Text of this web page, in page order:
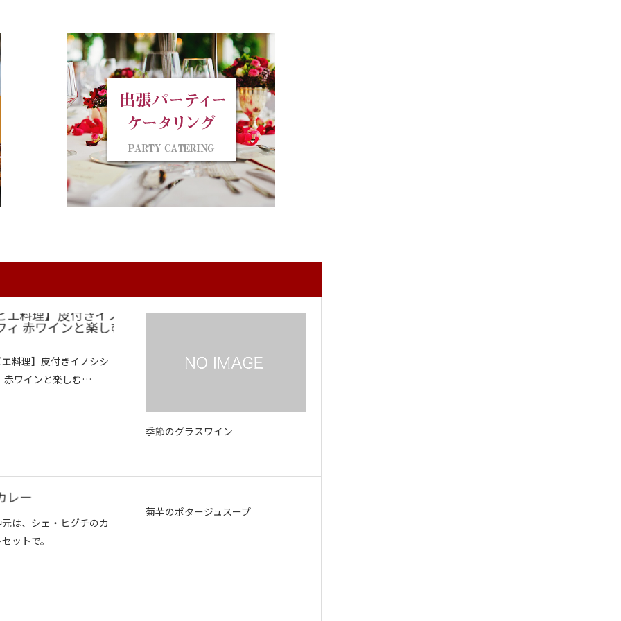
料理】皮付きイノシシ
赤ワインと楽しむ…
季節のグラスワイン
は、シェ・ヒグチのカ
ットで。
菊芋のポタージュスープ